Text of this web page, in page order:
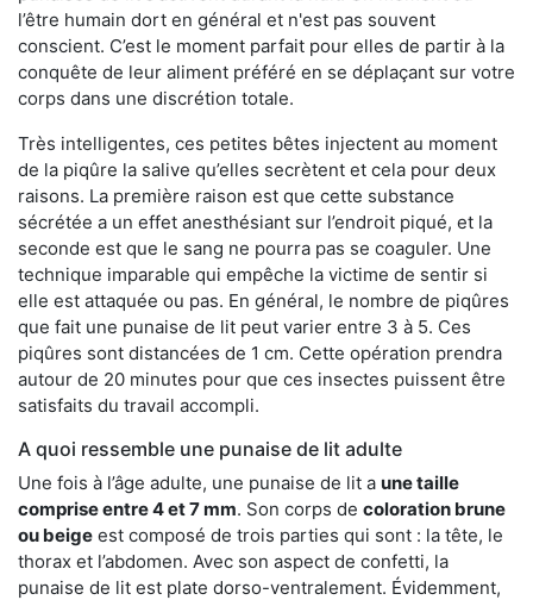
l’être humain dort en général et n'est pas souvent
conscient. C’est le moment parfait pour elles de partir à la
conquête de leur aliment préféré en se déplaçant sur votre
corps dans une discrétion totale.
Très intelligentes, ces petites bêtes injectent au moment
de la piqûre la salive qu’elles secrètent et cela pour deux
raisons. La première raison est que cette substance
sécrétée a un effet anesthésiant sur l’endroit piqué, et la
seconde est que le sang ne pourra pas se coaguler. Une
technique imparable qui empêche la victime de sentir si
elle est attaquée ou pas. En général, le nombre de piqûres
que fait une punaise de lit peut varier entre 3 à 5. Ces
piqûres sont distancées de 1 cm. Cette opération prendra
autour de 20 minutes pour que ces insectes puissent être
satisfaits du travail accompli.
A quoi ressemble une punaise de lit adulte
Une fois à l’âge adulte, une punaise de lit a une taille
comprise entre 4 et 7 mm. Son corps de coloration brune
ou beige est composé de trois parties qui sont : la tête, le
thorax et l’abdomen. Avec son aspect de confetti, la
punaise de lit est plate dorso-ventralement. Évidemment,